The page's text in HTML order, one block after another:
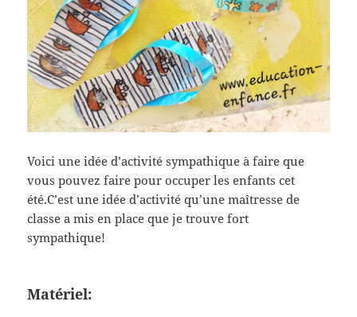
Voici une idée d’activité sympathique à faire que
vous pouvez faire pour occuper les enfants cet
été.C’est une idée d’activité qu’une maîtresse de
classe a mis en place que je trouve fort
sympathique!
Matériel: